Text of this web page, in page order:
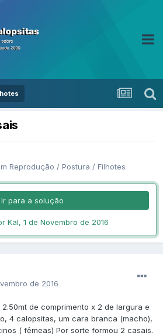
Reprodução / Postura / Filhotes
Ir para a solução
Kal, 1 de Novembro de 2016
de 2016
de comprimento x 2 de largura e
4 calopsitas, um cara branca (macho),
( fêmeas) Por sorte formou 2 casais.